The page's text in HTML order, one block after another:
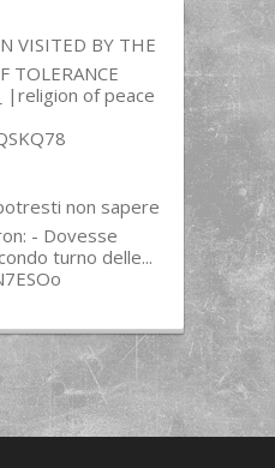
VISITED BY THE
TOLERANCE
|religion of peace
non sapere
- Dovesse
turno delle...